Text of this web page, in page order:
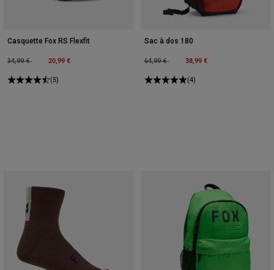
Casquette Fox RS Flexfit
Price reduced from
34,99 €to 20,99 €
(5)
Sac à dos 180
Price reduced from
64,99 €to 38,99 €
(4)